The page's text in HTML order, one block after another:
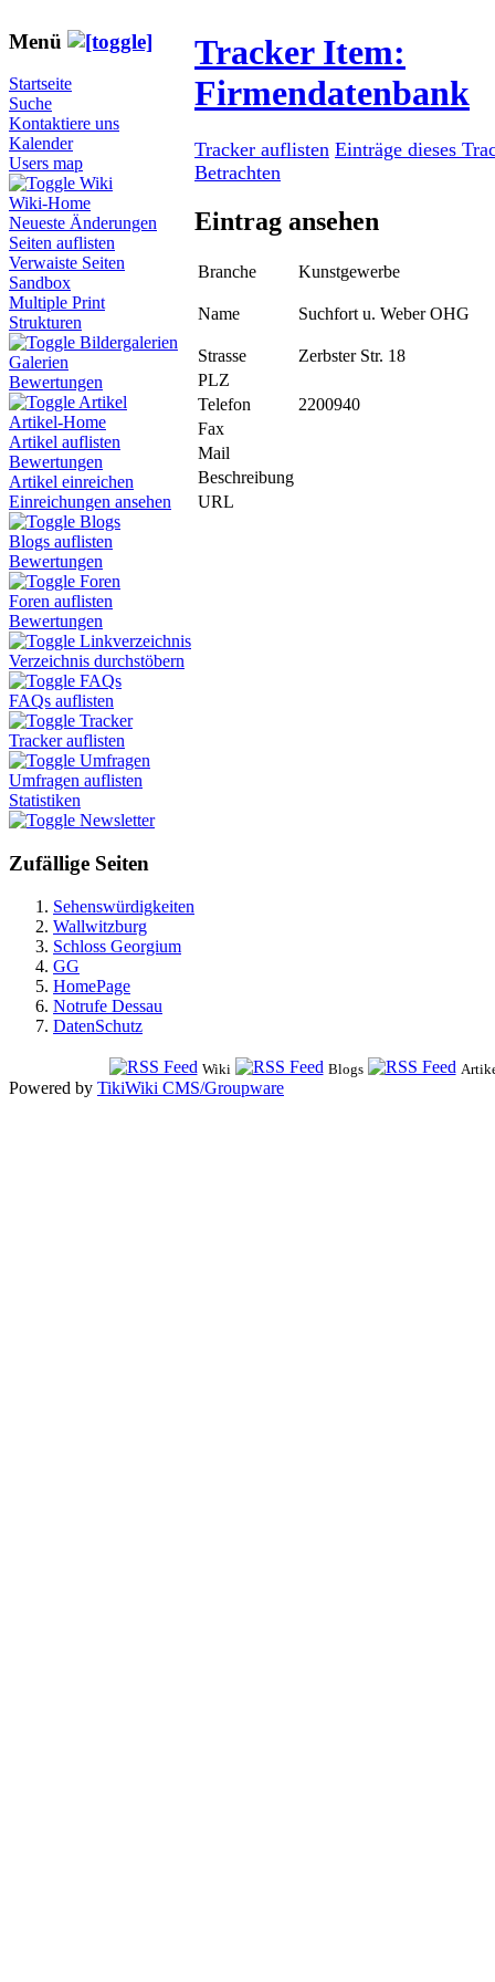
Menü
Startseite
Suche
Kontaktiere uns
Kalender
Users map
Wiki
Wiki-Home
Neueste Änderungen
Seiten auflisten
Verwaiste Seiten
Sandbox
Multiple Print
Strukturen
Bildergalerien
Galerien
Bewertungen
Artikel
Artikel-Home
Artikel auflisten
Bewertungen
Artikel einreichen
Einreichungen ansehen
Blogs
Blogs auflisten
Bewertungen
Foren
Foren auflisten
Bewertungen
Linkverzeichnis
Verzeichnis durchstöbern
FAQs
FAQs auflisten
Tracker
Tracker auflisten
Umfragen
Umfragen auflisten
Statistiken
Newsletter
Zufällige Seiten
Sehenswürdigkeiten
Wallwitzburg
Schloss Georgium
GG
HomePage
Notrufe Dessau
DatenSchutz
Tracker Item:
Firmendatenbank
Tracker auflisten Einträge dieses
Betrachten
Eintrag ansehen
Branche Kunstgewerbe
Name Suchfort u. Weber OHG
Strasse
Zerbster Str. 18
PLZ
Telefon
2200940
Fax
Mail
Beschreibung
URL
Wiki Blogs
Powered by TikiWiki CMS/Groupware